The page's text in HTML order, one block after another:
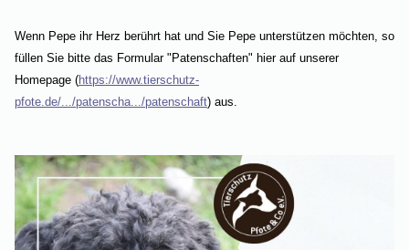
Wenn Pepe ihr Herz berührt hat und Sie Pepe unterstützen möchten, so
füllen Sie bitte das Formular "Patenschaften" hier auf unserer
Homepage (https://www.tierschutz-
pfote.de/.../patenscha.../patenschaft) aus.